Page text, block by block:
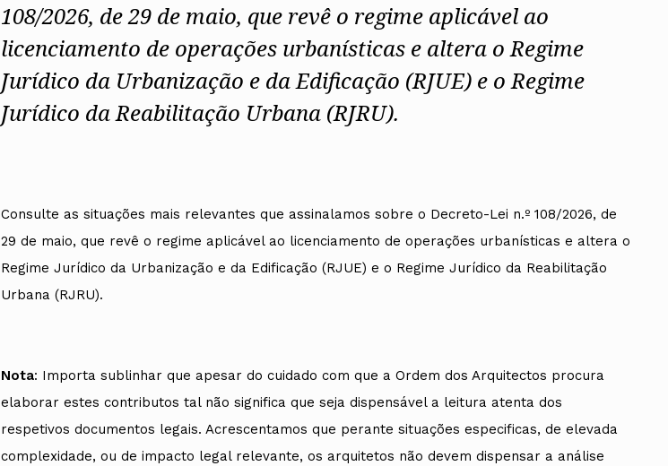
108/2026, de 29 de maio, que revê o regime aplicável ao
licenciamento de operações urbanísticas e altera o Regime
Jurídico da Urbanização e da Edificação (RJUE) e o Regime
Jurídico da Reabilitação Urbana (RJRU).
Consulte as situações mais relevantes que assinalamos sobre o Decreto-Lei n.º 108/2026, de
29 de maio, que revê o regime aplicável ao licenciamento de operações urbanísticas e altera o
Regime Jurídico da Urbanização e da Edificação (RJUE) e o Regime Jurídico da Reabilitação
Urbana (RJRU).
Nota: Importa sublinhar que apesar do cuidado com que a Ordem dos Arquitectos procura
elaborar estes contributos tal não significa que seja dispensável a leitura atenta dos
respetivos documentos legais. Acrescentamos que perante situações especificas, de elevada
complexidade, ou de impacto legal relevante, os arquitetos não devem dispensar a análise